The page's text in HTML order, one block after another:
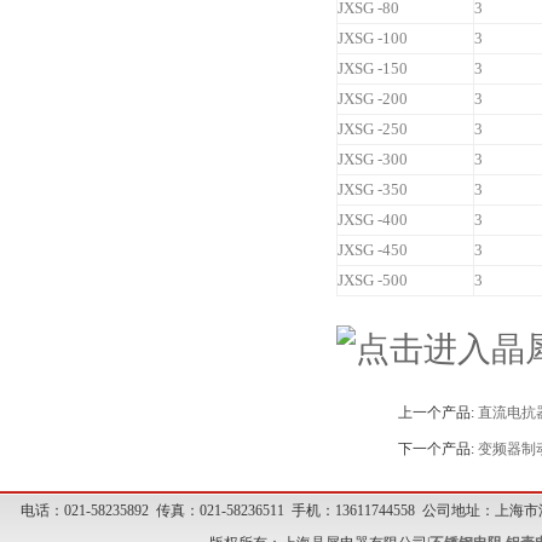
JXSG -80
3
JXSG -100
3
JXSG -150
3
JXSG -200
3
JXSG -250
3
JXSG -300
3
JXSG -350
3
JXSG -400
3
JXSG -450
3
JXSG -500
3
上一个产品: 直流电抗
下一个产品: 变频器制
电话：021-58235892 传真：021-58236511 手机：13611744558 公司地址：上